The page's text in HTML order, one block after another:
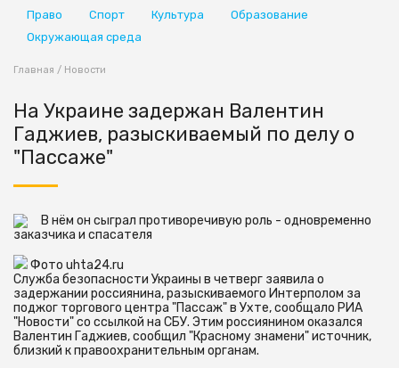
Право
Спорт Культура
Образование
Окружающая среда
Главная / Новости
На Украине задержан Валентин
Гаджиев, разыскиваемый по делу о
"Пассаже"
В нём он сыграл противоречивую роль - одновременно
заказчика и спасателя
Фото uhta24.ru
Служба безопасности Украины в четверг заявила о
задержании россиянина, разыскиваемого Интерполом за
поджог торгового центра "Пассаж" в Ухте, сообщало РИА
"Новости" со ссылкой на СБУ. Этим россиянином оказался
Валентин Гаджиев, сообщил "Красному знамени" источник,
близкий к правоохранительным органам.